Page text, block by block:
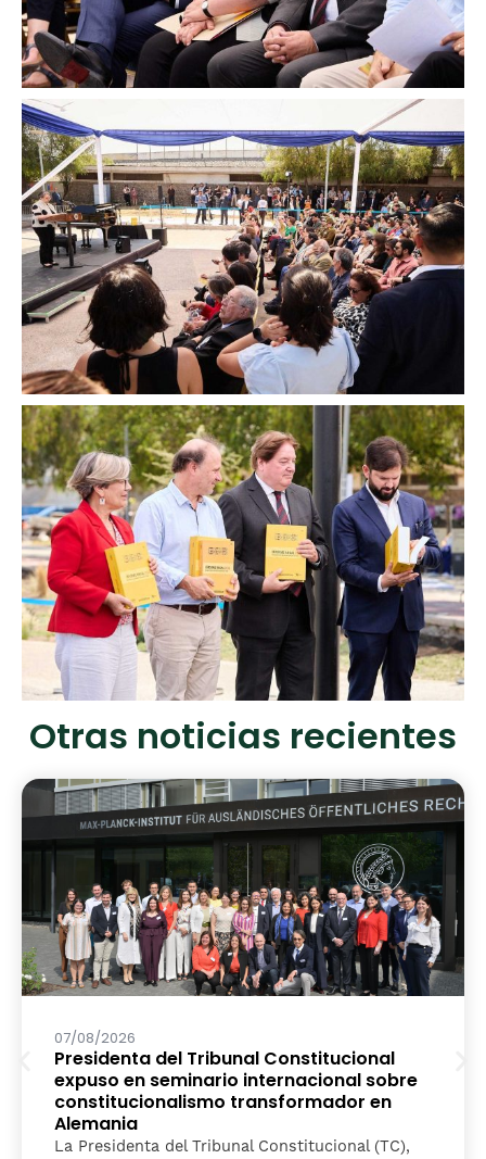
Otras noticias recientes
07/08/2026
Presidenta del Tribunal Constitucional
expuso en seminario internacional sobre
constitucionalismo transformador en
Alemania
La Presidenta del Tribunal Constitucional (TC),